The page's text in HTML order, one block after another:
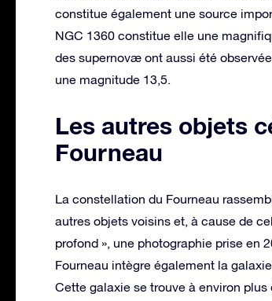
constitue également une source
NGC 1360 constitue elle une
des supernovæ ont aussi été
une magnitude 13,5.
Les autres objets
Fourneau
La constellation du Fourneau
autres objets voisins et, à cause de
profond », une photographie prise en
Fourneau intègre également la
Cette galaxie se trouve à environ